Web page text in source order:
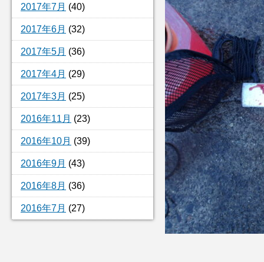
2017年7月 (40)
2017年6月 (32)
2017年5月 (36)
2017年4月 (29)
2017年3月 (25)
2016年11月 (23)
2016年10月 (39)
2016年9月 (43)
2016年8月 (36)
2016年7月 (27)